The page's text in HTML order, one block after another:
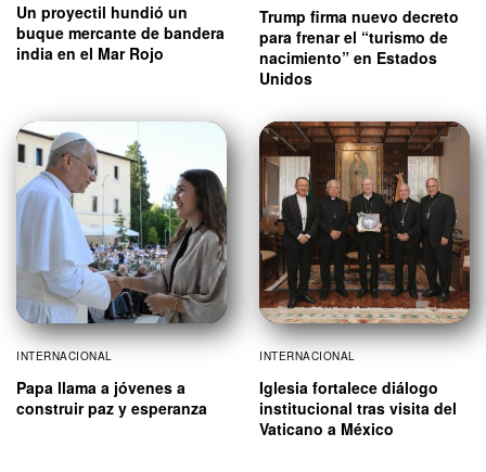
Un proyectil hundió un
buque mercante de bandera
india en el Mar Rojo
Trump firma nuevo decreto
para frenar el “turismo de
nacimiento” en Estados
Unidos
INTERNACIONAL
Papa llama a jóvenes a
construir paz y esperanza
INTERNACIONAL
Iglesia fortalece diálogo
institucional tras visita del
Vaticano a México